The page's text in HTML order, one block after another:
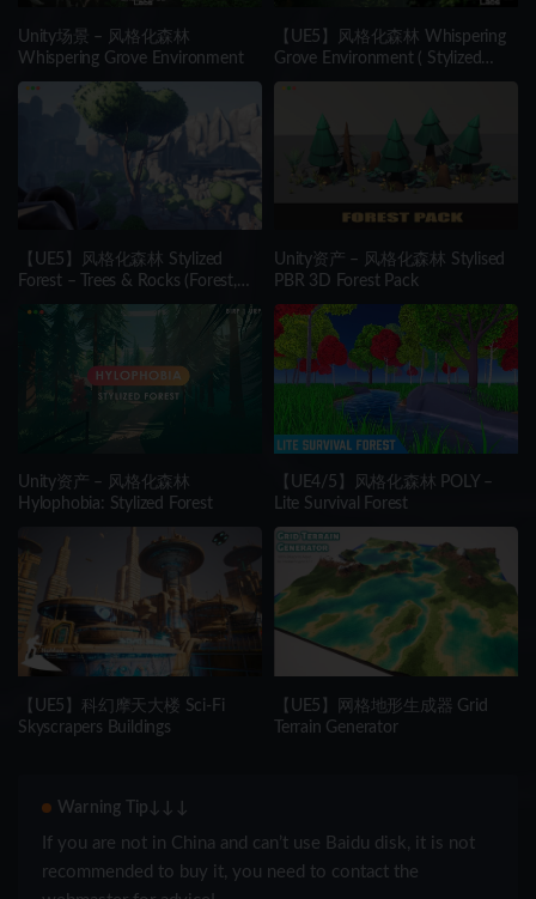
Unity场景 – 风格化森林
Whispering Grove Environment
【UE5】风格化森林 Whispering
Grove Environment ( Stylized
Forest )
【UE5】风格化森林 Stylized
Forest – Trees & Rocks (Forest,
Rocks, Trees, Stylized Forest)
Unity资产 – 风格化森林 Stylised
PBR 3D Forest Pack
Unity资产 – 风格化森林
Hylophobia: Stylized Forest
【UE4/5】风格化森林 POLY –
Lite Survival Forest
【UE5】科幻摩天大楼 Sci-Fi
Skyscrapers Buildings
【UE5】网格地形生成器 Grid
Terrain Generator
Warning Tip↓↓↓
If you are not in China and can’t use Baidu disk, it is not
recommended to buy it, you need to contact the